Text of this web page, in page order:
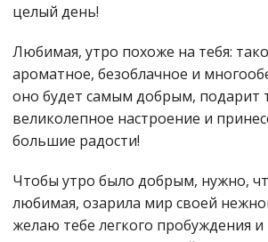
целый день!
Любимая, утро похоже на тебя:
ароматное, безоблачное и
оно будет самым добрым, подарит
великолепное настроение и
большие радости!
Чтобы утро было добрым, нужно,
любимая, озарила мир своей
желаю тебе легкого пробуждения и